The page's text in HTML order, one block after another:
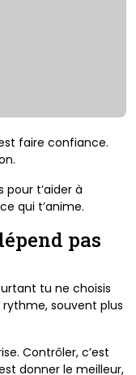
faire confiance.
pour t’aider à
qui t’anime.
tu ne choisis
rythme, souvent plus
Contrôler, c’est
donner le meilleur,